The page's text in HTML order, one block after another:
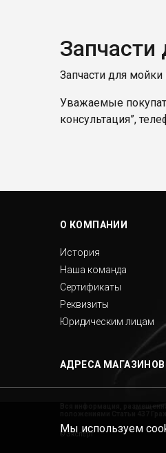
Запчасти
Запчасти для
Уважаемые
консультация”,
О КОМПАНИИ
История
Наша команда
Сертификаты
Реквизиты
Юридическим лицам
АДРЕСА МАГАЗИНОВ
Вся информация,
©Эксперт
Мы используем